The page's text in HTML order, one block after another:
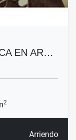
EN AR…
2
Arriendo